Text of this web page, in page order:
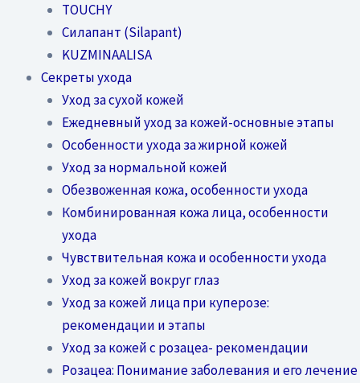
TOUCHY
Силапант (Silapant)
KUZMINAALISA
Секреты ухода
Уход за сухой кожей
Ежедневный уход за кожей-основные этапы
Особенности ухода за жирной кожей
Уход за нормальной кожей
Обезвоженная кожа, особенности ухода
Комбинированная кожа лица, особенности
ухода
Чувствительная кожа и особенности ухода
Уход за кожей вокруг глаз
Уход за кожей лица при куперозе:
рекомендации и этапы
Уход за кожей с розацеа- рекомендации
Розацеа: Понимание заболевания и его лечение